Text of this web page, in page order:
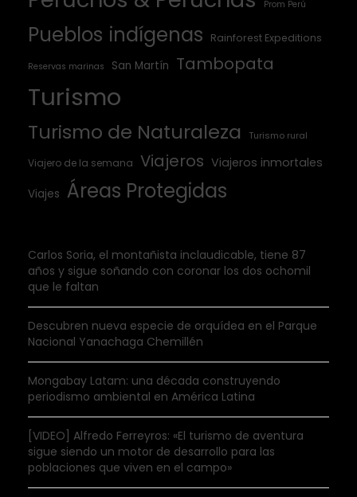
Prom Perú
Pueblos indígenas Rainforest Expeditions
Reservas marinas San Martín Tambopata
Turismo
Turismo de Naturaleza Turismo rural
Viajero de la semana Viajeros Viajeros inmortales
Viajes Áreas Protegidas
Carlos Soria, el montañista inclaudicable, tiene 87
años y sigue soñando con coronar los dos ochomil
que le faltan
Descubren nueva especie de orquídea en el Parque
Nacional Yanachaga Chemillén
Mongabay Latam: una década construyendo
periodismo ambiental en América Latina
[VIDEO] Alfredo Ferreyros: «El turismo de aventura
sigue siendo un motor de desarrollo para las
poblaciones que viven en el campo»